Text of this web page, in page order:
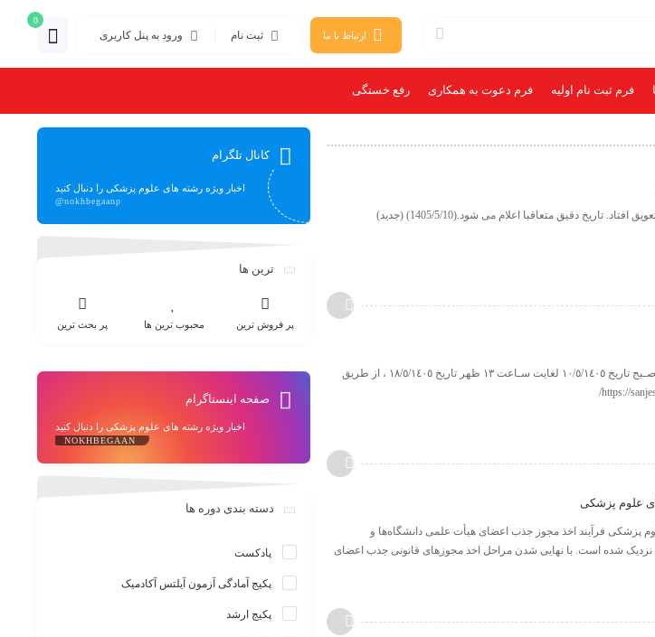
ارتباط با ما ثبت نام ورود به پنل کاربری
0
فرم ثبت نام اولیه فرم دعوت به همکاری رفع خستگی
ثبت نام آزمون کارشناسی ارشد حداکثر تا یک هفته به تعویق افتاد. تاریخ دقیق متعاقبا اعلام می شود.(1405/5/10) (جدید)
زمان ثبت نام آزمون كارشـناسـي ارشـد از سـاعت ٩ صـبح تاريخ ١٠/٥/١٤٠٥ لغايت سـاعت ١٣ ظهر تاريخ ١٨/٥/١٤٠٥ ، از طريق
علوم پزشکی
پزشکی فرآیند اخذ مجوز جذب اعضای هیأت علمی دانشگاه‌ها و
نزدیک شده است. با نهایی شدن مراحل اخذ مجوزهای قانونی جذب اعضای
کانال تلگرام
اخبار ویژه رشته های علوم پزشکی را دنبال کنید
@nokhbegaanp
ترین ها
پر فروش ترین محبوب ترین ها پر بحث ترین
صفحه اینستاگرام
اخبار ویژه رشته های علوم پزشکی را دنبال کنید
NOKHBEGAAN
دسته بندی دوره ها
پادکست
پکیج آمادگی آزمون آیلتس آکادمیک
پکیج ارشد